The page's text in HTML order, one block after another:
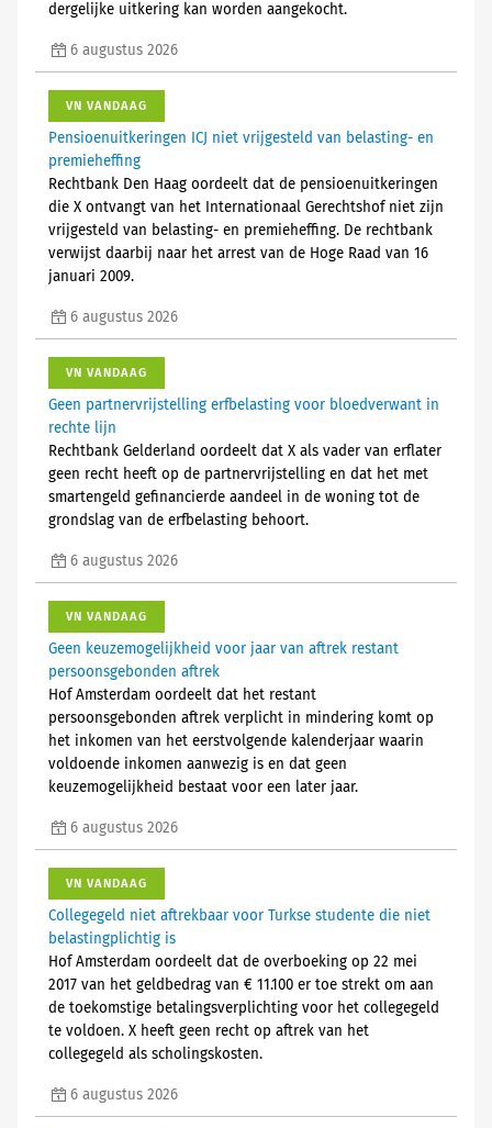
dergelijke uitkering kan worden aangekocht.
6 augustus 2026
VN VANDAAG
Pensioenuitkeringen ICJ niet vrijgesteld van belasting- en
premieheffing
Rechtbank Den Haag oordeelt dat de pensioenuitkeringen
die X ontvangt van het Internationaal Gerechtshof niet zijn
vrijgesteld van belasting- en premieheffing. De rechtbank
verwijst daarbij naar het arrest van de Hoge Raad van 16
januari 2009.
6 augustus 2026
VN VANDAAG
Geen partnervrijstelling erfbelasting voor bloedverwant in
rechte lijn
Rechtbank Gelderland oordeelt dat X als vader van erflater
geen recht heeft op de partnervrijstelling en dat het met
smartengeld gefinancierde aandeel in de woning tot de
grondslag van de erfbelasting behoort.
6 augustus 2026
VN VANDAAG
Geen keuzemogelijkheid voor jaar van aftrek restant
persoonsgebonden aftrek
Hof Amsterdam oordeelt dat het restant
persoonsgebonden aftrek verplicht in mindering komt op
het inkomen van het eerstvolgende kalenderjaar waarin
voldoende inkomen aanwezig is en dat geen
keuzemogelijkheid bestaat voor een later jaar.
6 augustus 2026
VN VANDAAG
Collegegeld niet aftrekbaar voor Turkse studente die niet
belastingplichtig is
Hof Amsterdam oordeelt dat de overboeking op 22 mei
2017 van het geldbedrag van € 11.100 er toe strekt om aan
de toekomstige betalingsverplichting voor het collegegeld
te voldoen. X heeft geen recht op aftrek van het
collegegeld als scholingskosten.
6 augustus 2026